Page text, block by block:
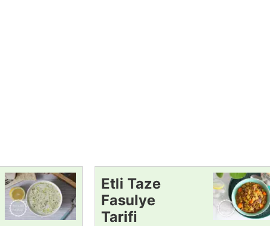
Etli Taze
Fasulye
Tarifi